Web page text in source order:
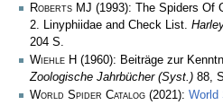
Roberts MJ (1993): The Spiders Of
2. Linyphiidae and Check List.
204 S.
Wiehle H (1960): Beiträge zur
Zoologische Jahrbücher (Syst.) 88,
World Spider Catalog (2021): World